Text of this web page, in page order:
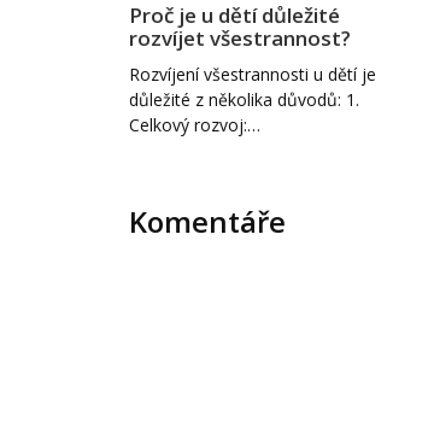
Proč je u dětí důležité
rozvíjet všestrannost?
Rozvíjení všestrannosti u dětí je
důležité z několika důvodů: 1.
Celkový rozvoj:…
Komentáře